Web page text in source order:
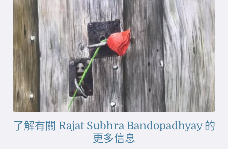
了解有關 Rajat Subhra Bandopadhyay 的
更多信息